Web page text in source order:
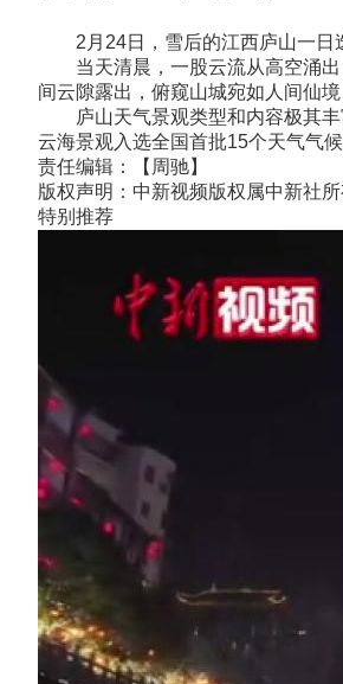
2月24日，雪后的江西庐山一日
当天清晨，一股云流从高空涌出
间云隙露出，俯窥山城宛如人间仙
庐山天气景观类型和内容极其丰
云海景观入选全国首批15个天气气
责任编辑：【周驰】
版权声明：中新视频版权属中新社
特别推荐